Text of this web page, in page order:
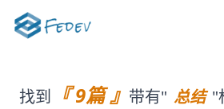
找到 『 9篇 』 带有" 总结 "